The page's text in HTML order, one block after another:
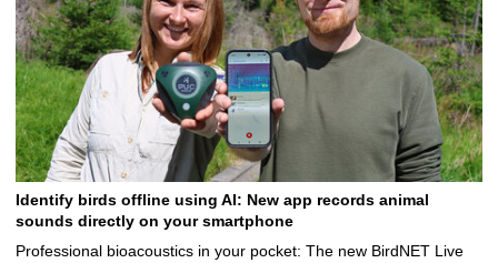
Identify birds offline using AI: New app records animal
sounds directly on your smartphone
Professional bioacoustics in your pocket: The new BirdNET Live